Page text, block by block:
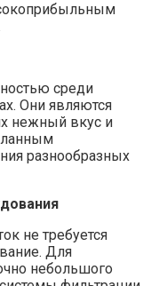
среди
Они являются
нежный вкус и
разнообразных
не требуется
Для
небольшого